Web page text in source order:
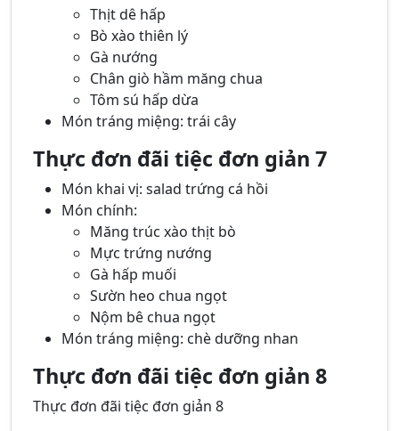
Thịt dê hấp
Bò xào thiên lý
Gà nướng
Chân giò hầm măng chua
Tôm sú hấp dừa
Món tráng miệng: trái cây
Thực đơn đãi tiệc đơn giản 7
Món khai vị: salad trứng cá hồi
Món chính:
Măng trúc xào thịt bò
Mực trứng nướng
Gà hấp muối
Sườn heo chua ngọt
Nộm bê chua ngọt
Món tráng miệng: chè dưỡng nhan
Thực đơn đãi tiệc đơn giản 8
Thực đơn đãi tiệc đơn giản 8